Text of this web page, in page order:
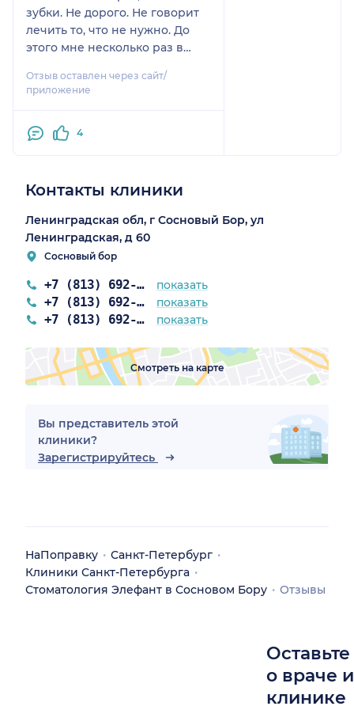
бог вам обратиться к
Рыхлинской М.Я.
ни ногой.
зубки. Не дорого. Не говорит
лечить то, что не нужно. До
этого мне несколько раз в
лечить зубы, в которых не
было кариеса, просто им
пломбу на новую. Я ей очень
делаю, у нее рука легкая)
Отзыв оставлен через сайт/
приложение
4
Контакты клиники
Ленинградская обл, г Сосновый Бор, ул
Ленинградская, д 60
Сосновый бор
+7 (813) 692-99-77 показать
+7 (813) 692-82-84 показать
+7 (813) 692-62-60 показать
Смотреть на карте
Вы представитель этой
клиники?
Зарегистрируйтесь
НаПоправку
Санкт-Петербург
Клиники Санкт-Петербурга
Стоматология Элефант в Сосновом Бору
Отзывы
о враче
клинике